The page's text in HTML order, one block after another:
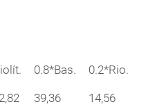
0.8*Bas. 0.2*Rio.
39,36 14,56